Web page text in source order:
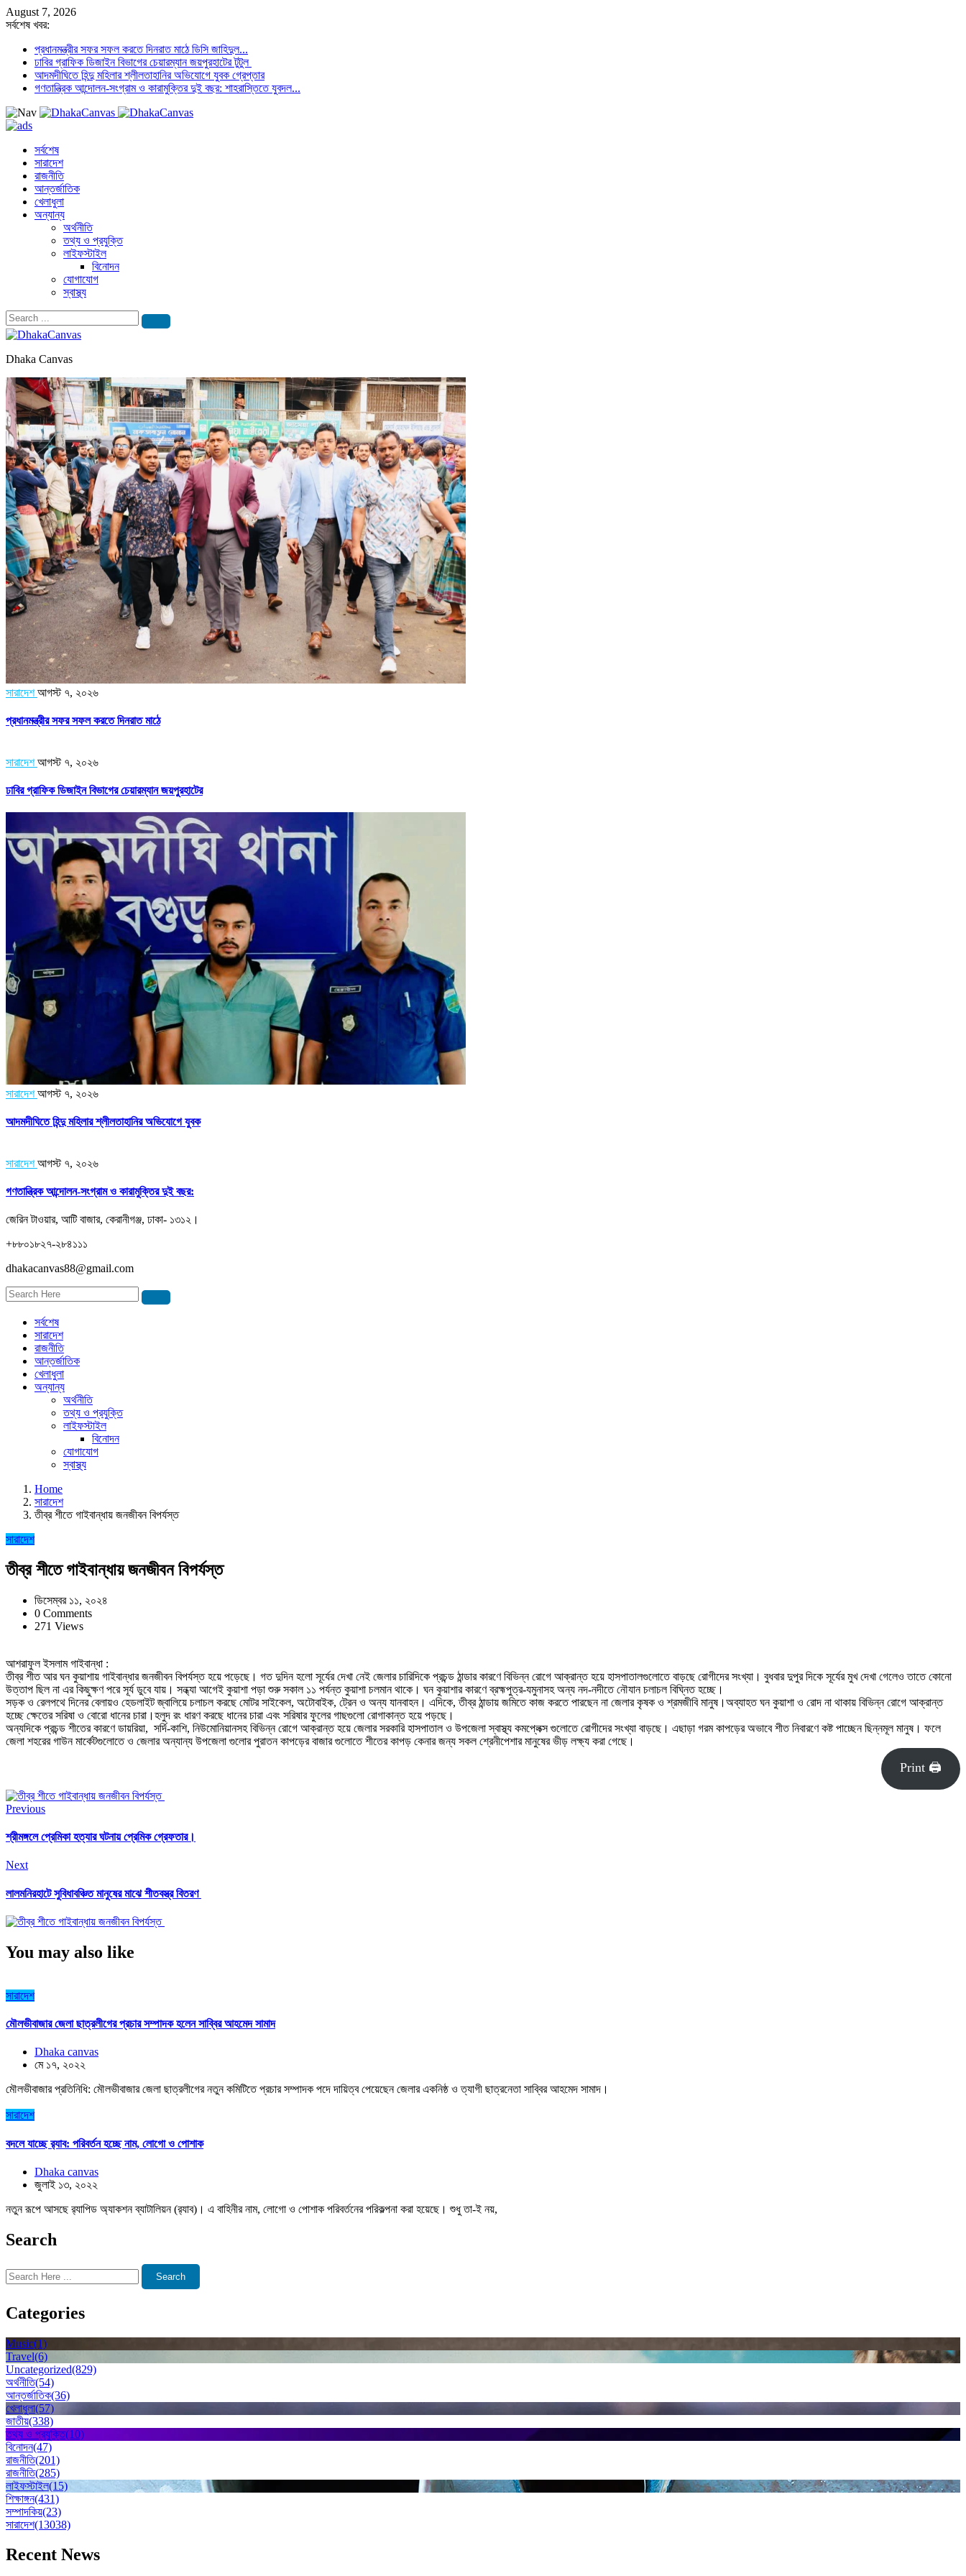
August 7, 2026
সর্বশেষ খবর:
প্রধানমন্ত্রীর সফর সফল করতে দিনরাত মাঠে ডিসি জাহিদুল...
ঢাবির গ্রাফিক ডিজাইন বিভাগের চেয়ারম্যান জয়পুরহাটের টুটুল
আদমদীঘিতে হিন্দু মহিলার শ্লীলতাহানির অভিযোগে যুবক গ্রেপ্তার
গণতান্ত্রিক আন্দোলন-সংগ্রাম ও কারামুক্তির দুই বছর: শাহরাস্তিতে যুবদল...
সর্বশেষ
সারাদেশ
রাজনীতি
আন্তর্জাতিক
খেলাধুলা
অন্যান্য
অর্থনীতি
তথ্য ও প্রযুক্তি
লাইফস্টাইল
বিনোদন
যোগাযোগ
স্বাস্থ্য
Dhaka Canvas
সারাদেশ আগস্ট ৭, ২০২৬
প্রধানমন্ত্রীর সফর সফল করতে দিনরাত মাঠে
সারাদেশ আগস্ট ৭, ২০২৬
ঢাবির গ্রাফিক ডিজাইন বিভাগের চেয়ারম্যান জয়পুরহাটের
সারাদেশ আগস্ট ৭, ২০২৬
আদমদীঘিতে হিন্দু মহিলার শ্লীলতাহানির অভিযোগে যুবক
সারাদেশ আগস্ট ৭, ২০২৬
গণতান্ত্রিক আন্দোলন-সংগ্রাম ও কারামুক্তির দুই বছর:
জেরিন টাওয়ার, আটি বাজার, কেরানীগঞ্জ, ঢাকা- ১৩১২।
+৮৮০১৮২৭-২৮৪১১১
dhakacanvas88@gmail.com
সর্বশেষ
সারাদেশ
রাজনীতি
আন্তর্জাতিক
খেলাধুলা
অন্যান্য
অর্থনীতি
তথ্য ও প্রযুক্তি
লাইফস্টাইল
বিনোদন
যোগাযোগ
স্বাস্থ্য
Home
সারাদেশ
তীব্র শীতে গাইবান্ধায় জনজীবন বিপর্যস্ত
সারাদেশ
তীব্র শীতে গাইবান্ধায় জনজীবন বিপর্যস্ত
ডিসেম্বর ১১, ২০২৪
0 Comments
271 Views
আশরাফুল ইসলাম গাইবান্ধা :
তীব্র শীত আর ঘন কুয়াশায় গাইবান্ধার জনজীবন বিপর্যস্ত হয়ে পড়েছে। গত দুদিন হলো সূর্যের দেখা নেই জেলার চারিদিকে প্রচন্ড ঠান্ডার কারণে বিভিন্ন রোগে আক্রান্ত হয়ে হাসপাতালগুলোতে বাড়ছে রোগীদের সংখ্যা। বুধবার দুপুর দিকে সূর্যের মুখ দেখা গেলেও তাতে কোনো
উত্তাপ ছিল না এর কিছুক্ষণ পরে সূর্য ডুবে যায়। সন্ধ্যা আগেই কুয়াশা পড়া শুরু সকাল ১১ পর্যন্ত কুয়াশা চলমান থাকে। ঘন কুয়াশার কারণে ব্রহ্মপুত্র-যমুনাসহ অন্য নদ-নদীতে নৌযান চলাচল বিঘ্নিত হচ্ছে।
সড়ক ও রেলপথে দিনের বেলায়ও হেডলাইট জ্বালিয়ে চলাচল করছে মোটর সাইকেল, অটোবাইক, ট্রেন ও অন্য যানবাহন। এদিকে, তীব্র ঠান্ডায় জমিতে কাজ করতে পারছেন না জেলার কৃষক ও শ্রমজীবি মানুষ।অব্যাহত ঘন কুয়াশা ও রোদ না থাকায় বিভিন্ন রোগে আক্রান্ত
হচ্ছে ক্ষেতের সরিষা ও বোরো ধানের চারা।হলুদ রং ধারণ করছে ধানের চারা এবং সরিষার ফুলের গাছগুলো রোগাকান্ত হয়ে পড়ছে।
অন্যদিকে প্রচন্ড শীতের কারণে ডায়রিয়া, সর্দি-কাশি, নিউমোনিয়ানসহ বিভিন্ন রোগে আক্রান্ত হয়ে জেলার সরকারি হাসপাতাল ও উপজেলা স্বাস্থ্য কমপ্লেক্স গুলোতে রোগীদের সংখ্যা বাড়ছে। এছাড়া গরম কাপড়ের অভাবে শীত নিবারণে কষ্ট পাচ্ছেন ছিন্নমূল মানুষ। ফলে
জেলা শহরের গাউন মার্কেটগুলোতে ও জেলার অন্যান্য উপজেলা গুলোর পুরাতন কাপড়ের বাজার গুলোতে শীতের কাপড় কেনার জন্য সকল শ্রেনীপেশার মানুষের ভীড় লক্ষ্য করা গেছে।
Print 🖨
Previous
শ্রীমঙ্গলে প্রেমিকা হত্যার ঘটনায় প্রেমিক গ্রেফতার।
Next
লালমনিরহাটে সুবিধাবঞ্চিত মানুষের মাঝে শীতবস্ত্র বিতরণ
You may also like
সারাদেশ
মৌলভীবাজার জেলা ছাত্রলীগের প্রচার সম্পাদক হলেন সাব্বির আহমেদ সামাদ
Dhaka canvas
মে ১৭, ২০২২
মৌলভীবাজার প্রতিনিধি: মৌলভীবাজার জেলা ছাত্রলীগের নতুন কমিটিতে প্রচার সম্পাদক পদে দায়িত্ব পেয়েছেন জেলার একনিষ্ঠ ও ত্যাগী ছাত্রনেতা সাব্বির আহমেদ সামাদ।
সারাদেশ
বদলে যাচ্ছে র‌্যাব: পরিবর্তন হচ্ছে নাম, লোগো ও পোশাক
Dhaka canvas
জুলাই ১৩, ২০২২
নতুন রূপে আসছে র‌্যাপিড অ্যাকশন ব্যাটালিয়ন (র‌্যাব)। এ বাহিনীর নাম, লোগো ও পোশাক পরিবর্তনের পরিকল্পনা করা হয়েছে। শুধু তা-ই নয়,
Search
Search
Categories
Music(1)
Travel(6)
Uncategorized(829)
অর্থনীতি(54)
আন্তর্জাতিক(36)
খেলাধুলা(57)
জাতীয়(338)
তথ্য ও প্রযুক্তি(10)
বিনোদন(47)
রাজনীতি(201)
রাজনীতি(285)
লাইফস্টাইল(15)
শিক্ষাঙ্গন(431)
সম্পাদকিয়(23)
সারাদেশ(13038)
Recent News